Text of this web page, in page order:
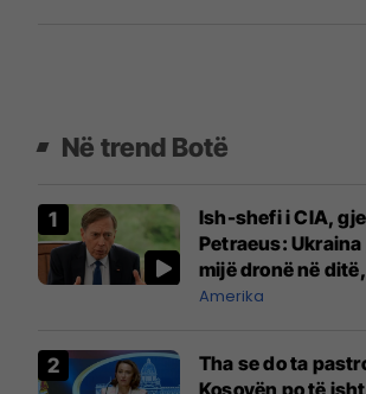
Në trend Botë
Ish-shefi i CIA,
Petraeus:
mijë dronë në
mbetet shumë
Amerika
Tha se do ta